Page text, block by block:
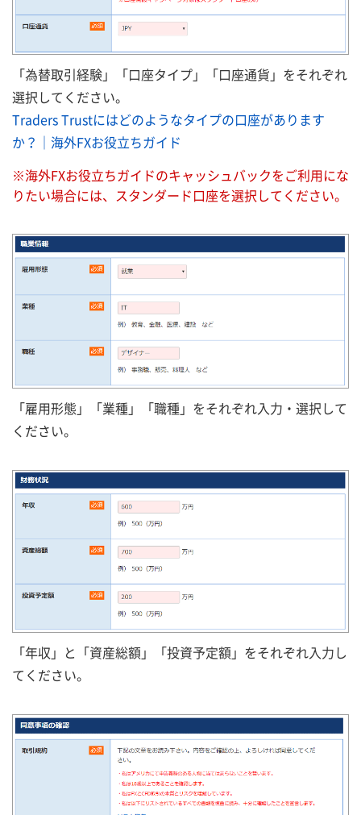
「為替取引経験」「口座タイプ」「口座通貨」をそれぞれ
選択してください。
Traders Trustにはどのようなタイプの口座があります
か？｜海外FXお役立ちガイド
※海外FXお役立ちガイドのキャッシュバックをご利用にな
りたい場合には、スタンダード口座を選択してください。
「雇用形態」「業種」「職種」をそれぞれ入力・選択して
ください。
「年収」と「資産総額」「投資予定額」をそれぞれ入力し
てください。